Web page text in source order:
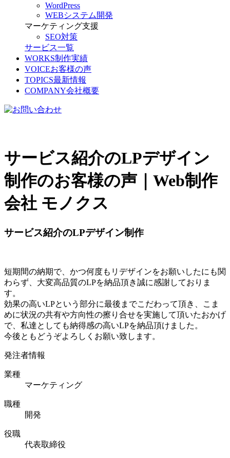
WordPress
WEBシステム開発
マーケティング支援
SEO対策
サービス一覧
WORKS制作実績
VOICEお客様の声
TOPICS最新情報
COMPANY会社概要
サービス紹介のLPデザイン
制作のお客様の声｜Web制作
会社 モノクス
サービス紹介のLPデザイン制作
短期間の納期で、かつ何度もリデザインをお願いしたにも関
わらず、大変高品質のLPを納品頂き誠に感謝しておりま
す。
効果の高いLPという部分に最後までこだわって頂き、こま
めに状況の共有や方向性の擦り合せを実施して頂いたおかげ
で、私達としても納得感の高いLPを納品頂けました。
今後ともどうぞよろしくお願い致します。
発注者情報
業種
マーケティング
職種
開発
役職
代表取締役